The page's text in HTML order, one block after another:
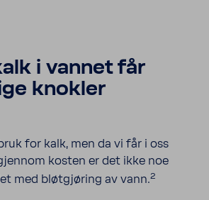
i vannet får
knokler
for kalk, men da vi får i oss
kosten er det ikke noe
med bløtgjøring av vann.2